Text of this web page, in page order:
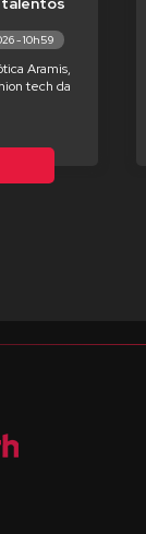
- 10h59
Aramis,
tech da